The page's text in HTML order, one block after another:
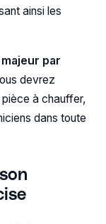
ainsi les
par
devrez
pièce à chauffer,
dans toute